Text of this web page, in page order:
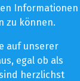
Informationen
zu können.
auf unserer
egal ob als
herzlichst